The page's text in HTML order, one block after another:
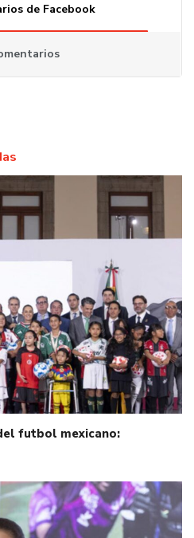
de Facebook
futbol mexicano: